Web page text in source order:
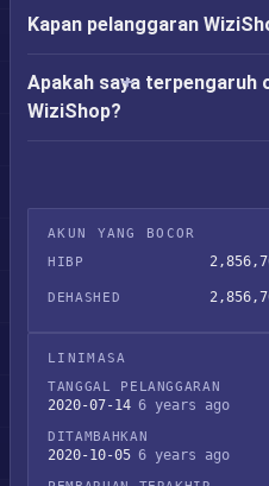
Kapan pelanggaran
Apakah saya terpengaruh
WiziShop?
AKUN YANG BOCOR
HIBP
DEHASHED
LINIMASA
TANGGAL PELANGGARAN
2020-07-14 6 years ago
DITAMBAHKAN
2020-10-05 6 years ago